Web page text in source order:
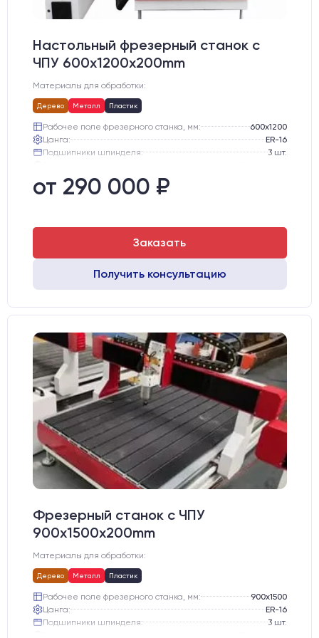
Настольный фрезерный станок с
ЧПУ 600x1200x200mm
Материалы для обработки:
Дерево Металл Пластик
Рабочее поле фрезерного станка, мм:
600х1200
Цанга:
ER-16
Подшипники шпинделя:
3 шт.
Стол:
Двигатели:
от 290 000 ₽
Заказать
Получить консультацию
Фрезерный станок с ЧПУ
900x1500x200mm
Материалы для обработки:
Дерево Металл Пластик
Рабочее поле фрезерного станка, мм:
900х1500
Цанга:
ER-16
Подшипники шпинделя:
3 шт.